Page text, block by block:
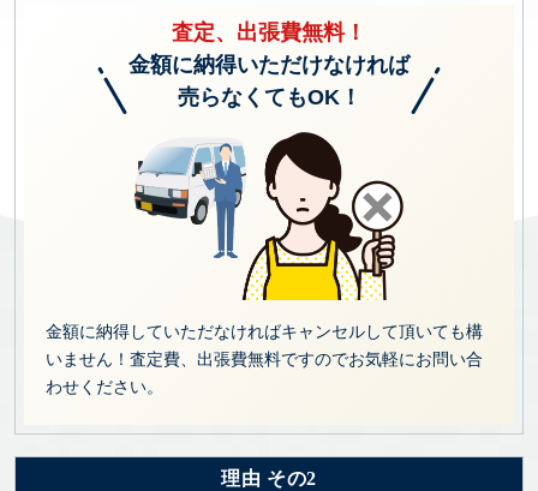
査定、出張費無料！
金額に納得いただけなければ
売らなくてもOK！
金額に納得していただなければキャンセルして頂いても構
いません！査定費、出張費無料ですのでお気軽にお問い合
わせください。
理由 その2